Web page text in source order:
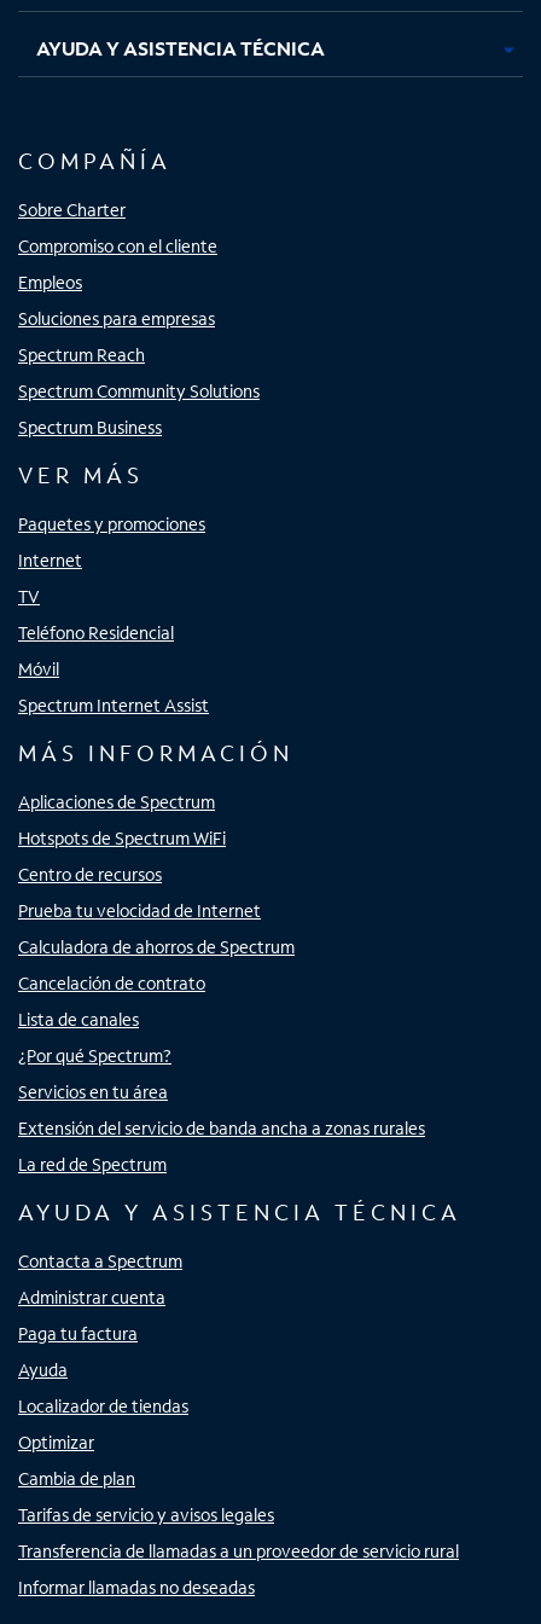
AYUDA Y ASISTENCIA TÉCNICA
COMPAÑÍA
Sobre Charter
Compromiso con el cliente
Empleos
Soluciones para empresas
Spectrum Reach
Spectrum Community Solutions
Spectrum Business
VER MÁS
Paquetes y promociones
Internet
TV
Teléfono Residencial
Móvil
Spectrum Internet Assist
MÁS INFORMACIÓN
Aplicaciones de Spectrum
Hotspots de Spectrum WiFi
Centro de recursos
Prueba tu velocidad de Internet
Calculadora de ahorros de Spectrum
Cancelación de contrato
Lista de canales
¿Por qué Spectrum?
Servicios en tu área
Extensión del servicio de banda ancha a zonas rurales
La red de Spectrum
AYUDA Y ASISTENCIA TÉCNICA
Contacta a Spectrum
Administrar cuenta
Paga tu factura
Ayuda
Localizador de tiendas
Optimizar
Cambia de plan
Tarifas de servicio y avisos legales
Transferencia de llamadas a un proveedor de servicio rural
Informar llamadas no deseadas